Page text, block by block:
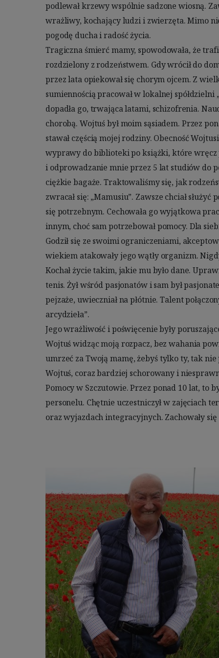
podlewał krzewy wspólnie sadzone wiosną.
wrażliwy, kochający ludzi i zwierzęta. Mimo
pogodę ducha i radość życia.
Tragiczna śmierć mamy, spowodowała, że
rozdzielony z rodzeństwem. Gdy wrócił do
przez lata opiekował się chorym ojcem. Z
sumiennością pracował w lokalnej spółdzielni
dopadła go, trwająca latami, schizofrenia.
chorobą. Wojtuś był moim sąsiadem. Przez
stawał częścią mojej rodziny. Obecność
wyprawy do biblioteki po książki, które wręcz
i odprowadzanie mnie przez 5 lat studiów do
ciężkie bagaże. Traktowaliśmy się, jak
zwracał się: „Mamusiu”. Zawsze chciał służyć
się potrzebnym. Cechowała go wyjątkowa
innym, choć sam potrzebował pomocy. Dla
Godził się ze swoimi ograniczeniami,
wiekiem atakowały jego wątły organizm.
Kochał życie takim, jakie mu było dane.
tenis. Żył wśród pasjonatów i sam był
pejzaże, uwieczniał na płótnie. Talent
arcydzieła”.
Jego wrażliwość i poświęcenie były
Wojtuś widząc moją rozpacz, bez wahania
umrzeć za Twoją mamę, żebyś tylko ty, tak nie
Wojtuś, coraz bardziej schorowany i
Pomocy w Szczutowie. Przez ponad 10 lat, to
personelu. Chętnie uczestniczył w zajęciach
oraz wyjazdach integracyjnych. Zachowały
zakażeniem. Telewizyjne sceny z Włoch i
Postanowiłam ocalić mojego Wojtusia.
my, pracując w szkole, staliśmy się źródłem zakażenia. Z wielką siłą
wybuchła epidemia. Covid-19 nie dał mu
tygodniu. Miał 70 lat. Był pierwszym
mówiono i pisano, że zabrakło dla niego
twierdził, że jesteśmy dobrze przygotowani do
poczuciu ogromnej winy, że zawiodłam, nie
tak mi ufał... Na tym polega okrucieństwo
śmierć na tych, których kochamy. Nie
epidemicznych, bo sami może ocalejemy,
Później z tą świadomością trzeba żyć. Nie da
że w maseczce, w klasie, było mi
kosztował Wojtusia życie. Proszę tylko o
uczucia. Nie chodzi o czyny heroiczne, ale
kosztują. Bo możemy nie zdążyć. Bo wirus
wczepiał się w nas swoimi kolcami. Ja nie
Inni jeszcze mogą! Dla mnie już nigdy nie
zachwyca mnie zbliżająca się wiosna, nie
lody, które tak bardzo lubiłam jeść z
to, że nie boję się nocy. Nawet w
najpiękniejsze gwiazdy. „Gdzie jesteś Wojtuś? Czy ta, która mruga, to Ty...?”
- szepcę
Chce wierzyć w Zmartwychwstanie... Chcę
Boże, do czego potrzebowałeś mojego Wojtusia? Przecież On
całym światem. A dla Ciebie? Ból, tęsknota,
wierzyć... Może czas to zmieni... Do